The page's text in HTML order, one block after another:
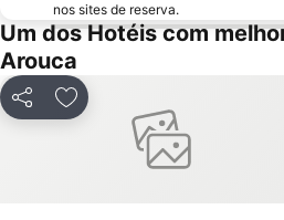
Parque do Palácio de Cristal
Sea Life Porto
Serra do Caramulo
Coliseu do Porto
nos sites de reserva.
Um dos Hotéis com
Arouca
PartilharAdicionar aos favoritos